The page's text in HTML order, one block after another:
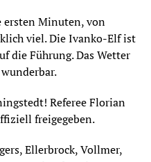
ersten Minuten, von
viel. Die Ivanko-Elf ist
die Führung. Das Wetter
Referee Florian
freigegeben.
Ellerbrock, Vollmer,